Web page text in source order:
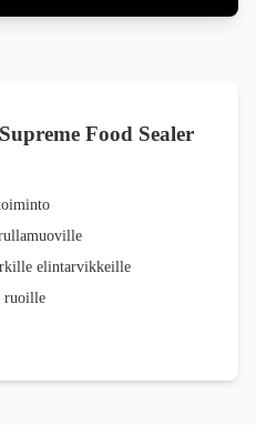
Food Sealer
elintarvikkeille
ruoille